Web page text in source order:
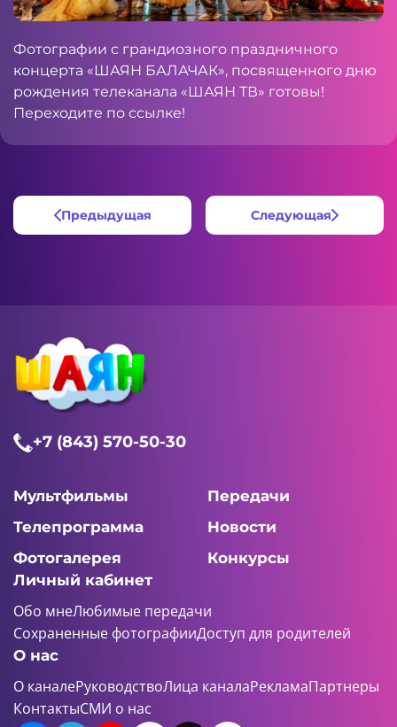
Фотографии с грандиозного праздничного
концерта «ШАЯН БАЛАЧАК», посвященного дню
рождения телеканала «ШАЯН ТВ» готовы!
Переходите по ссылке!
Предыдущая Следующая
+7 (843) 570-50-30
Мультфильмы
Передачи
Телепрограмма
Новости
Фотогалерея
Конкурсы
Личный кабинет
Обо мнеЛюбимые передачи
Сохраненные фотографииДоступ для родителей
О нас
О каналеРуководствоЛица каналаРекламаПартнеры
КонтактыСМИ о нас